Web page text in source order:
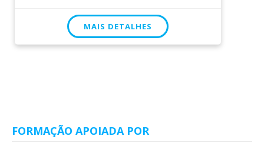
MAIS DETALHES
FORMAÇÃO APOIADA POR